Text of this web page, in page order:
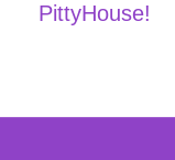
PittyHouse!